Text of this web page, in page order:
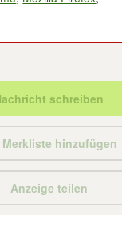
schreiben
hinzufügen
Anzeige teilen